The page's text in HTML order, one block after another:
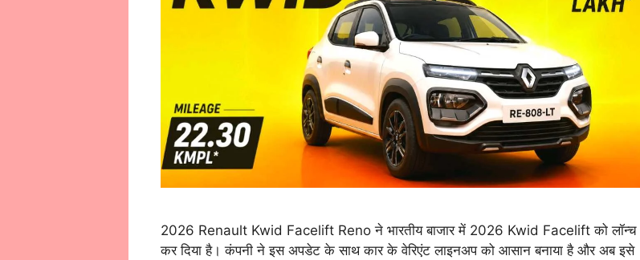
2026 Renault Kwid Facelift Reno ने भारतीय बाजार में 2026 Kwid Facelift को लॉन्च
कर दिया है। कंपनी ने इस अपडेट के साथ कार के वेरिएंट लाइनअप को आसान बनाया है और अब इसे